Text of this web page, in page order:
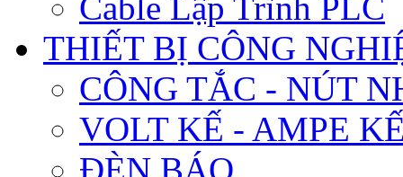
THIẾT BỊ CÔNG
CÔNG TẮC - NÚT
VOLT KẾ - AMPE
ĐÈN BÁO